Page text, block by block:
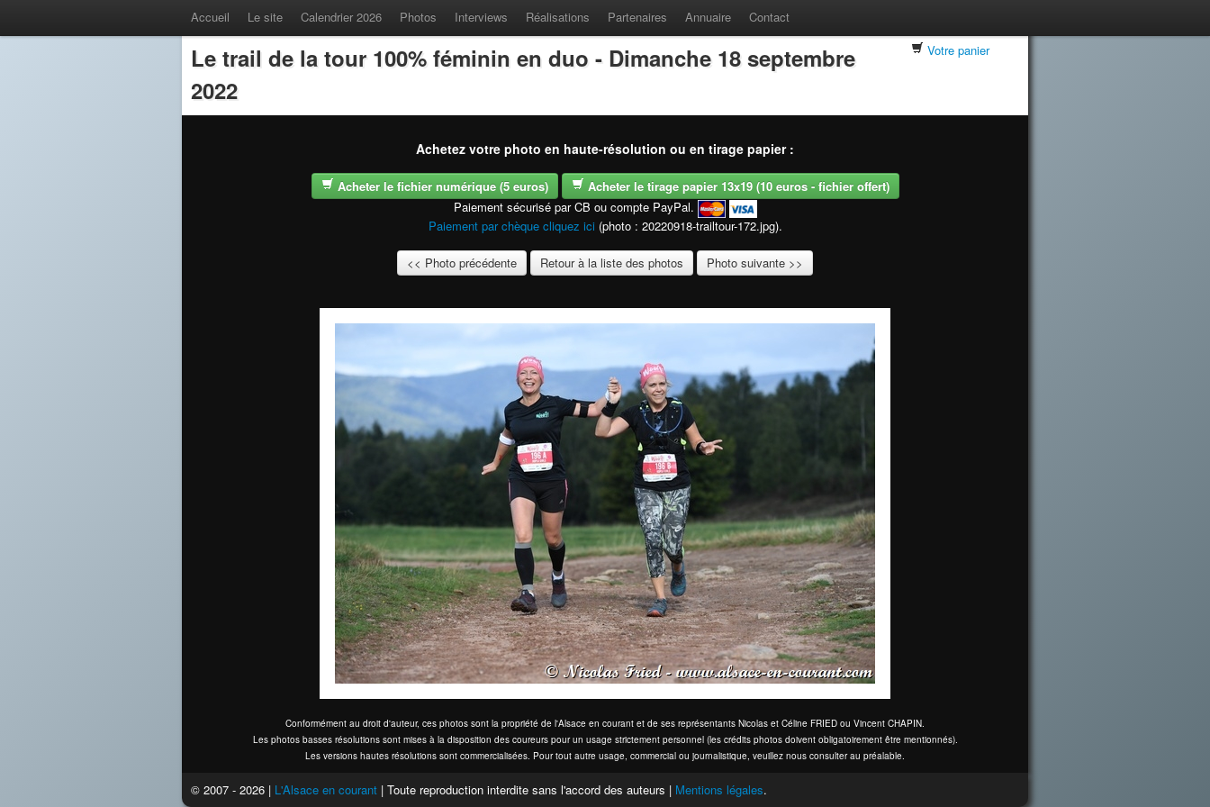
Accueil Le site Calendrier 2026 Photos Interviews Réalisations Partenaires Annuaire Contact
Le trail de la tour 100% féminin en duo - Dimanche 18 septembre
2022
Votre panier
Achetez votre photo en haute-résolution ou en tirage papier :
Acheter le fichier numérique (5 euros)
Acheter le tirage papier 13x19 (10 euros - fichier offert)
Paiement sécurisé par CB ou compte PayPal.
Paiement par chèque cliquez ici (photo : 20220918-trailtour-172.jpg).
<< Photo précédente Retour à la liste des photos Photo suivante >>
Conformément au droit d'auteur, ces photos sont la propriété de l'Alsace en courant et de ses représentants Nicolas et Céline FRIED ou Vincent CHAPIN.
Les photos basses résolutions sont mises à la disposition des coureurs pour un usage strictement personnel (les crédits photos doivent obligatoirement être mentionnés).
Les versions hautes résolutions sont commercialisées. Pour tout autre usage, commercial ou journalistique, veuillez nous consulter au préalable.
© 2007 - 2026 | L'Alsace en courant | Toute reproduction interdite sans l'accord des auteurs | Mentions légales.